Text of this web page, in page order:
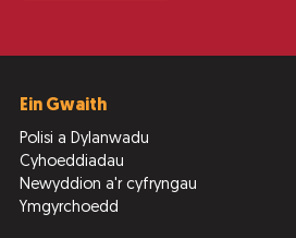
Ein Gwaith
Polisi a Dylanwadu
Cyhoeddiadau
Newyddion a'r cyfryngau
Ymgyrchoedd